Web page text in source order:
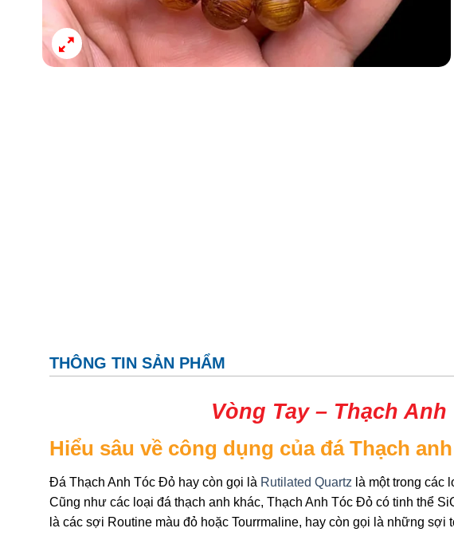
THÔNG TIN SẢN PHẨM
Vòng Tay – Thạch
Hiểu sâu về công dụng của đá Thạch
Đá Thạch Anh Tóc Đỏ hay còn gọi là Rutilated Quartz là một trong các
Cũng như các loại đá thạch anh khác, Thạch Anh Tóc Đỏ có tinh thể
là các sợi Routine màu đỏ hoặc Tourrmaline, hay còn gọi là những sợi